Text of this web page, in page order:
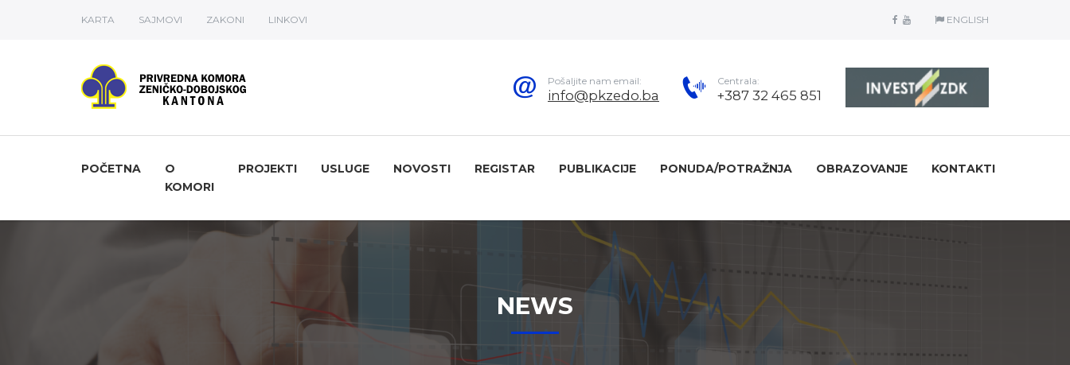
KARTA SAJMOVI ZAKONI LINKOVI ENGLISH
Pošaljite nam email:
info@pkzedo.ba
Centrala:
+387 32 465 851
POČETNA
O
KOMORI
PROJEKTI USLUGE NOVOSTI REGISTAR PUBLIKACIJE PONUDA/POTRAŽNJA OBRAZOVANJE KONTAKTI
NEWS